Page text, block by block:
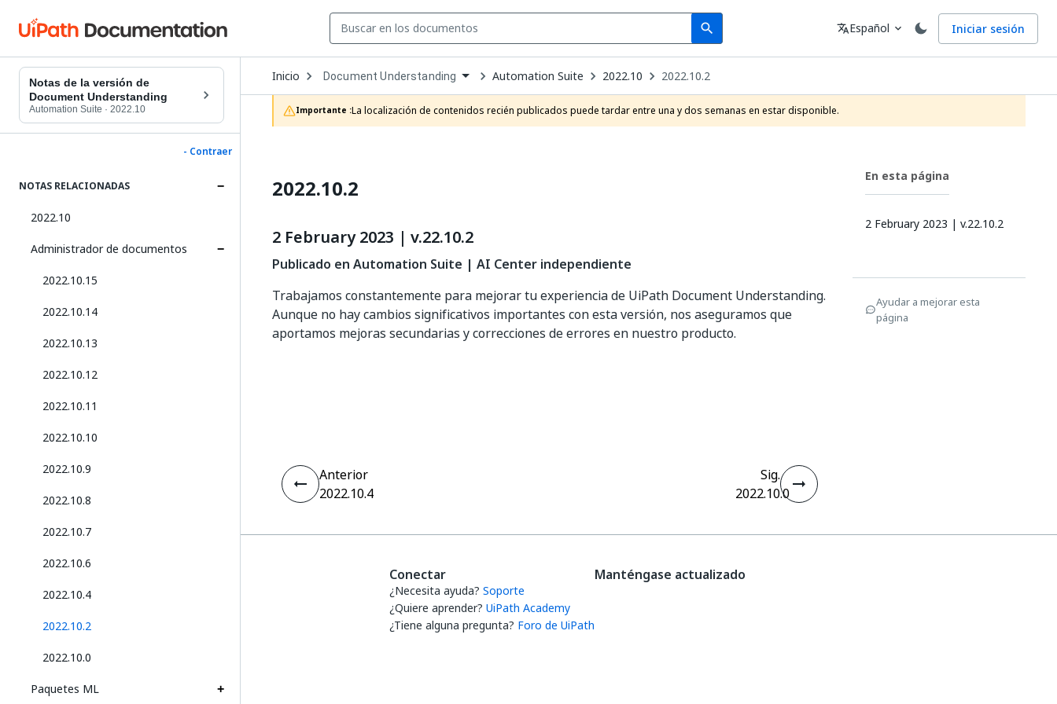
search
Search Idioma
translateEspañol expand_more Iniciar sesión
Notas de la versión de
Document Understanding
Automation Suite · 2022.10
- Contraer
NOTAS RELACIONADAS
2022.10
Administrador de documentos
2022.10.15
2022.10.14
2022.10.13
2022.10.12
2022.10.11
2022.10.10
2022.10.9
2022.10.8
2022.10.7
2022.10.6
2022.10.4
2022.10.2
2022.10.0
Paquetes ML
Inicio Open
Dropdown
to
choose
product
Document Understanding Automation Suite 2022.10 2022.10.2
Importante :La localización de contenidos recién publicados puede tardar entre una y dos semanas en estar disponible.
2022.10.2
2 February 2023 | v.22.10.2
Publicado en Automation Suite | AI Center independiente
Trabajamos constantemente para mejorar tu experiencia de UiPath Document Understanding.
Aunque no hay cambios significativos importantes con esta versión, nos aseguramos que
aportamos mejoras secundarias y correcciones de errores en nuestro producto.
En esta página
2 February 2023 | v.22.10.2
Ayudar a mejorar esta
página
Anterior
2022.10.4
Sig.
2022.10.0
Conectar
¿Necesita ayuda? Soporte
¿Quiere aprender? UiPath Academy
¿Tiene alguna pregunta? Foro de UiPath
Manténgase actualizado